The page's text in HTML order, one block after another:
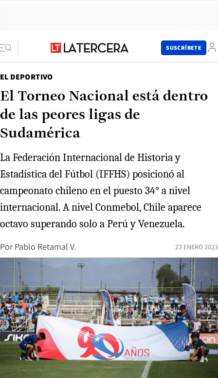
SUSCRÍBETE
EL DEPORTIVO
El Torneo Nacional está dentro
de las peores ligas de
Sudamérica
La Federación Internacional de Historia y
Estadística del Fútbol (IFFHS) posicionó al
campeonato chileno en el puesto 34° a nivel
internacional. A nivel Conmebol, Chile aparece
octavo superando solo a Perú y Venezuela.
Por Pablo Retamal V. 23 ENERO 2023